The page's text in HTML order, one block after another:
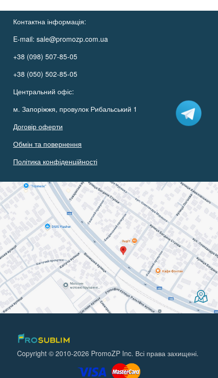
Контактна інформація:
E-mail: sale@promozp.com.ua
+38 (098) 507-85-05
+38 (050) 502-85-05
Центральний офіс:
м. Запоріжжя, провулок Рибальський 1
Договір оферти
Обмін та повернення
Політика конфіденційності
Copyright © 2010-2026 PromoZP Inc. Всі права захищені.